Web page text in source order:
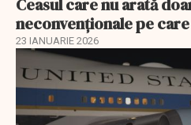
Ceasul care nu arată
neconvenționale pe
23 IANUARIE 2026